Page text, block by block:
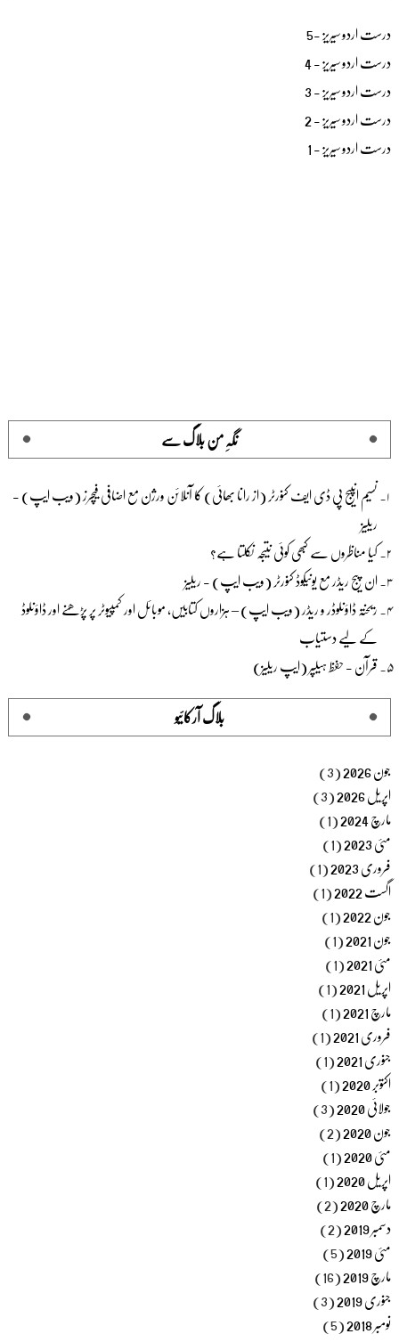
درست اردو سیریز -5
درست اردو سیریز - 4
درست اردو سیریز - 3
درست اردو سیریز - 2
درست اردو سیریز - 1
نگہِ من بلاگ سے
نسیم انپیج پی ڈی ایف کنورٹر (از رانا بھائی) کا آنلائن ورژن مع اضافی فیچرز (ویب ایپ) -
ریلیز
کیا مناظروں سے کبھی کوئی نتیجہ نکلتا ہے؟
ان پیج ریڈر مع یونیکوڈ کنورٹر (ویب ایپ) - ریلیز
ریختہ ڈاؤنلوڈر و ریڈر (ویب ایپ) – ہزاروں کتابیں، موبائل اور کمپیوٹر پر پڑھنے اور ڈاؤنلوڈ
کے لیے دستیاب
قرآن - حفظ ہیلپر (ایپ ریلیز)
بلاگ آرکائیو
جون 2026 (3)
اپریل 2026 (3)
مارچ 2024 (1)
مئی 2023 (1)
فروری 2023 (1)
اگست 2022 (1)
جون 2022 (1)
جون 2021 (1)
مئی 2021 (1)
اپریل 2021 (1)
مارچ 2021 (1)
فروری 2021 (1)
جنوری 2021 (1)
اکتوبر 2020 (1)
جولائی 2020 (3)
جون 2020 (2)
مئی 2020 (1)
اپریل 2020 (1)
مارچ 2020 (2)
دسمبر 2019 (2)
مئی 2019 (5)
مارچ 2019 (16)
جنوری 2019 (3)
نومبر 2018 (5)